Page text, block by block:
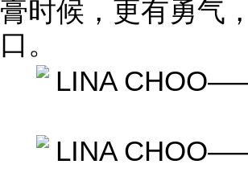
膏时候，更有勇气
口。